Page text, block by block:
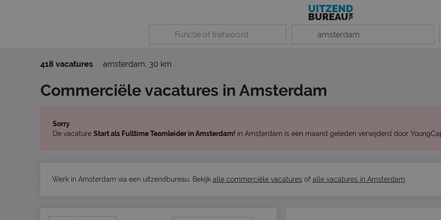
418 vacatures amsterdam, 30 km
Commerciële vacatures in Amsterdam
Sorry
De vacature Start als Fulltime Teamleider in Amsterdam! in Amsterdam is een maand geleden verwijderd door
Werk in Amsterdam via een uitzendbureau. Bekijk alle commerciële vacatures of alle vacatures in Amsterdam